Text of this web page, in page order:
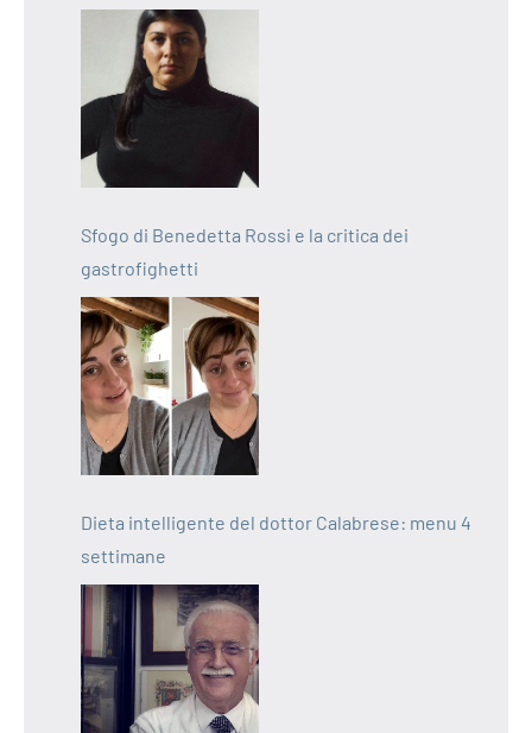
Sfogo di Benedetta Rossi e la critica dei
gastrofighetti
Dieta intelligente del dottor Calabrese: menu 4
settimane